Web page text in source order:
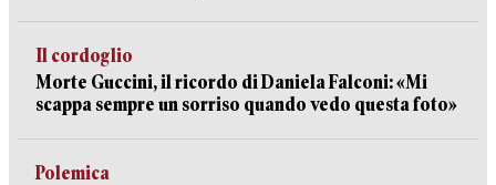
Il cordoglio
Morte Guccini, il ricordo di Daniela Falconi: «Mi
scappa sempre un sorriso quando vedo questa foto»
Polemica